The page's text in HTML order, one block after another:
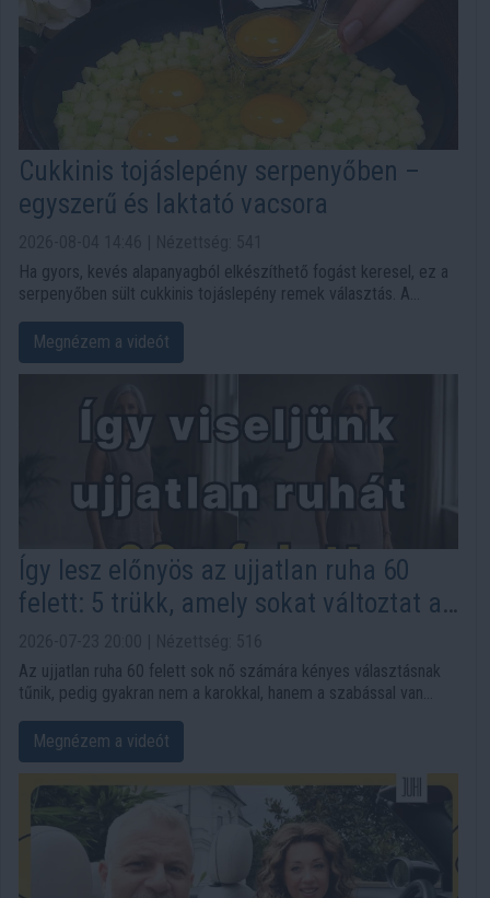
Cukkinis tojáslepény serpenyőben –
egyszerű és laktató vacsora
Ha gyors, kevés alapanyagból elkészíthető fogást keresel, ez a
serpenyőben sült cukkinis tojáslepény remek választás. A
újhagyma és az olvadt sajt együtt egy tartalmas, mégis könnyen
elkészíthető ételt alkot.
Megnézem a videót
Így lesz előnyös az ujjatlan ruha 60
felett: 5 trükk, amely sokat változtat az
Az ujjatlan ruha 60 felett sok nő számára kényes választásnak
tűnik, pedig gyakran nem a karokkal, hanem a szabással van
összhatást, miközben a megjelenés nőies és magabiztos
marad.
Megnézem a videót